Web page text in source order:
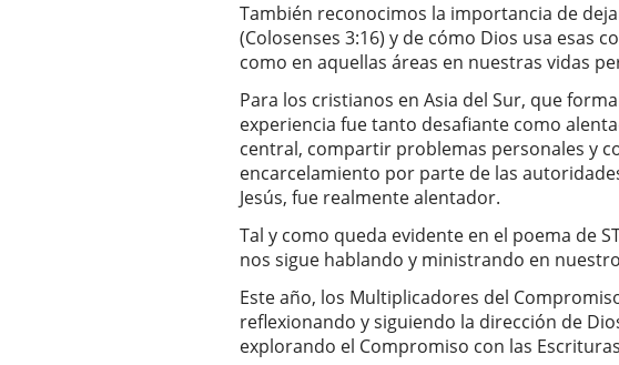
También reconocimos la importancia de
(Colosenses 3:16) y de cómo Dios usa esas
como en aquellas áreas en nuestras vidas
Para los cristianos en Asia del Sur, que
experiencia fue tanto desafiante como
central, compartir problemas personales y
encarcelamiento por parte de las
Jesús, fue realmente alentador.
Tal y como queda evidente en el poema de
nos sigue hablando y ministrando en
Este año, los Multiplicadores del
reflexionando y siguiendo la dirección de
explorando el Compromiso con las